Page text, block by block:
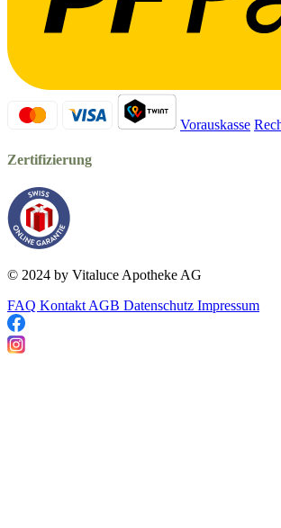
Vorauskasse
Zertifizierung
© 2024 by Vitaluce Apotheke AG
FAQ Kontakt AGB Datenschutz Impressum